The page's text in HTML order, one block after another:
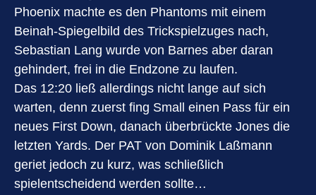
Phoenix machte es den Phantoms mit einem
Beinah-Spiegelbild des Trickspielzuges nach,
Sebastian Lang wurde von Barnes aber daran
gehindert, frei in die Endzone zu laufen.
Das 12:20 ließ allerdings nicht lange auf sich
warten, denn zuerst fing Small einen Pass für ein
neues First Down, danach überbrückte Jones die
letzten Yards. Der PAT von Dominik Laßmann
geriet jedoch zu kurz, was schließlich
spielentscheidend werden sollte…